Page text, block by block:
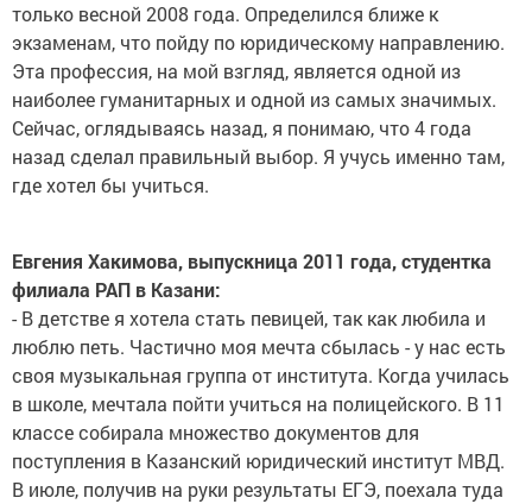
только весной 2008 года. Определился ближе к
экзаменам, что пойду по юридическому направлению.
Эта профессия, на мой взгляд, является одной из
наиболее гуманитарных и одной из самых значимых.
Сейчас, оглядываясь назад, я понимаю, что 4 года
назад сделал правильный выбор. Я учусь именно там,
где хотел бы учиться.
Евгения Хакимова, выпускница 2011 года, студентка
филиала РАП в Казани:
- В детстве я хотела стать певицей, так как любила и
люблю петь. Частично моя мечта сбылась - у нас есть
своя музыкальная группа от института. Когда училась
в школе, мечтала пойти учиться на полицейского. В 11
классе собирала множество документов для
поступления в Казанский юридический институт МВД.
В июле, получив на руки результаты ЕГЭ, поехала туда